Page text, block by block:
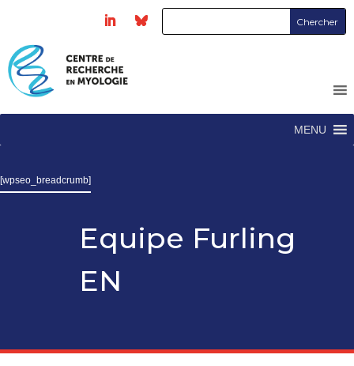
MENU
[wpseo_breadcrumb]
Equipe Furling
EN